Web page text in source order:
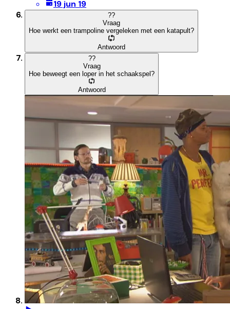
19 jun 19
??
Vraag
Hoe werkt een trampoline vergeleken met een katapult?
Antwoord
??
Vraag
Hoe beweegt een loper in het schaakspel?
Antwoord